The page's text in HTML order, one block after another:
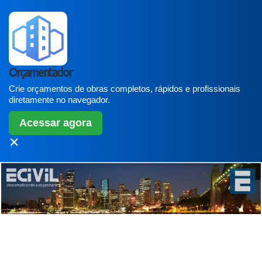
Orçamentador
Crie orçamentos de obras completos, rápidos e profissionais
diretamente no navegador.
Acessar agora
✕